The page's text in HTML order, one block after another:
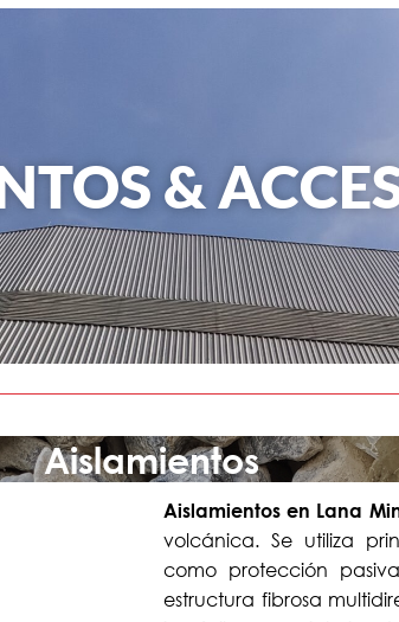
&
Aislamientos
Aislamientos en Lana
volcánica. Se utiliza
como protección
estructura fibrosa